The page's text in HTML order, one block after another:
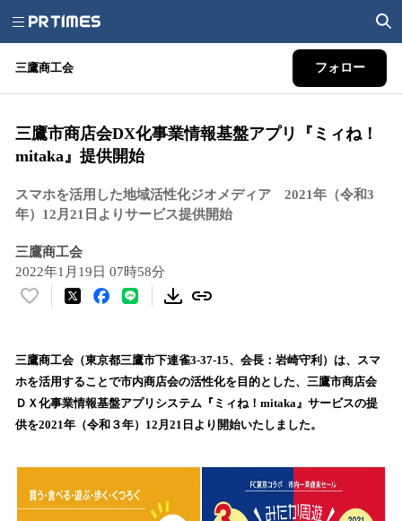
三鷹商工会 フォロー
三鷹市商店会DX化事業情報基盤アプリ『ミィね！
mitaka』提供開始
スマホを活用した地域活性化ジオメディア 2021年（令和3
年）12月21日よりサービス提供開始
三鷹商工会
2022年1月19日 07時58分
い
！
数
を
読
中
で
三鷹商工会（東京都三鷹市下連雀3-37-15、会長：岩崎守利）は、スマ
ホを活用することで市内商店会の活性化を目的とした、三鷹市商店会
ＤＸ化事業情報基盤アプリシステム『ミィね！mitaka』サービスの提
供を2021年（令和３年）12月21日より開始いたしました。